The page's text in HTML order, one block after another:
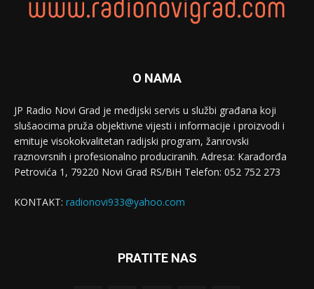
O NAMA
JP Radio Novi Grad je medijski servis u službi građana koji
slušaocima pruža objektivne vijesti i informacije i proizvodi i
emituje visokokvalitetan radijski program, žanrovski
raznovrsnih i profesionalno produciranih. Adresa: Кarađorđa
Petrovića 1, 79220 Novi Grad RS/BiH Telefon: 052 752 273
KONTAKT: radionovi933@yahoo.com
PRATITE NAS